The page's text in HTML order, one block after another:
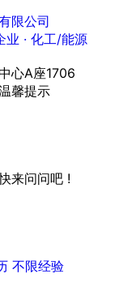
限公司
业 · 化工/能源
心A座1706
馨提示
来问问吧 !
不限经验